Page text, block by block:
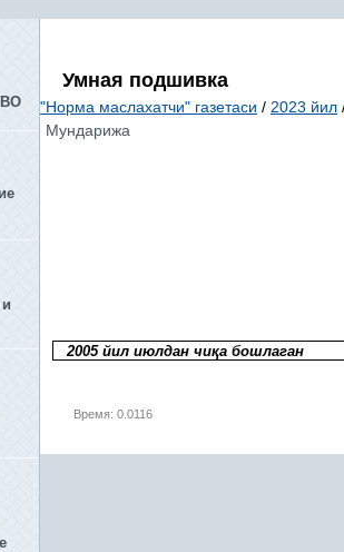
Умная подшивка
"Норма маслахатчи" газетаси / 2023 йил
Мундарижа
2005 йил июлдан чиқа бошлаган
Время: 0.0116